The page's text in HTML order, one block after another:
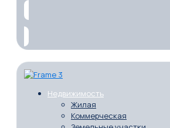
Недвижимость
Жилая
Коммерческая